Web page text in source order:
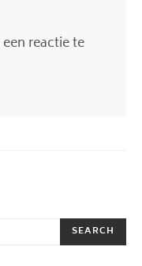
reactie te
SEARCH